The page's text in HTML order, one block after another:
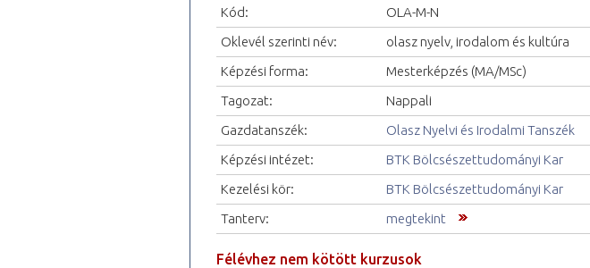
Kód:
OLA-M-N
Oklevél szerinti név:
olasz nyelv, irodalom és kultúra
Képzési forma:
Mesterképzés (MA/MSc)
Tagozat:
Nappali
Gazdatanszék:
Olasz Nyelvi és Irodalmi Tanszék
Képzési intézet:
BTK Bölcsészettudományi Kar
Kezelési kör:
BTK Bölcsészettudományi Kar
Tanterv:
megtekint
Félévhez nem kötött kurzusok